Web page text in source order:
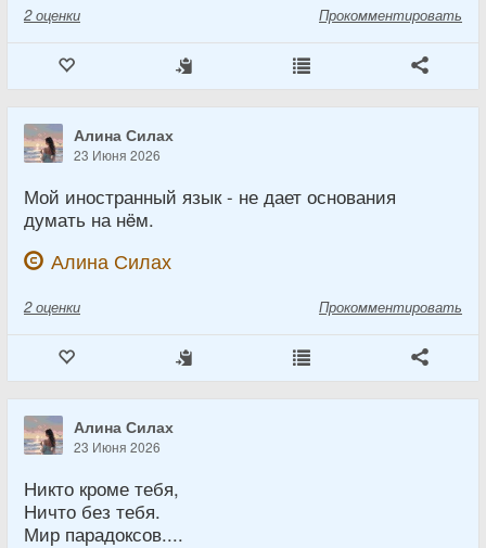
2 оценки Прокомментировать
Алина Силах
23 Июня 2026
Мой иностранный язык - не дает основания
думать на нëм.
Алина Силах
2 оценки Прокомментировать
Алина Силах
23 Июня 2026
Никто кроме тебя,
Ничто без тебя.
Мир парадоксов....